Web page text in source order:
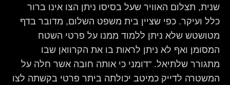
שנית, תצלום האוויר שעל בסיסו ניתן הצו אינו ברור
כלל ועיקר. כפי שציין בית משפט השלום, מדובר בדף
מטושטש שלא ניתן ללמוד ממנו על פרטי השטח
המסומן ואף לא ניתן לראות בו את הקרוואן שבו
מתגורר שלתיאל. "דומני כי אותה חובה אשר חלה על
המשטרה לדייק כמיטב יכולתה ביתר פרטי בקשתה לצו